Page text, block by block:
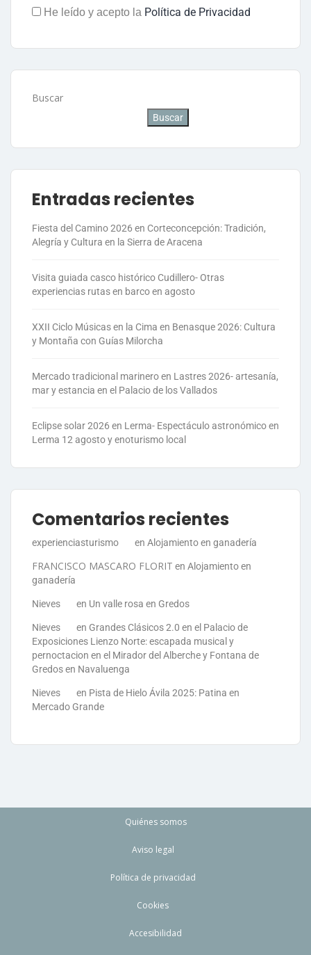
He leído y acepto la Política de Privacidad
Buscar
Buscar
Entradas recientes
Fiesta del Camino 2026 en Corteconcepción: Tradición,
Alegría y Cultura en la Sierra de Aracena
Visita guiada casco histórico Cudillero- Otras
experiencias rutas en barco en agosto
XXII Ciclo Músicas en la Cima en Benasque 2026: Cultura
y Montaña con Guías Milorcha
Mercado tradicional marinero en Lastres 2026- artesanía,
mar y estancia en el Palacio de los Vallados
Eclipse solar 2026 en Lerma- Espectáculo astronómico en
Lerma 12 agosto y enoturismo local
Comentarios recientes
experienciasturismo en Alojamiento en ganadería
FRANCISCO MASCARO FLORIT en Alojamiento en
ganadería
Nieves en Un valle rosa en Gredos
Nieves en Grandes Clásicos 2.0 en el Palacio de
Exposiciones Lienzo Norte: escapada musical y
pernoctacion en el Mirador del Alberche y Fontana de
Gredos en Navaluenga
Nieves en Pista de Hielo Ávila 2025: Patina en
Mercado Grande
Quiénes somos
Aviso legal
Política de privacidad
Cookies
Accesibilidad